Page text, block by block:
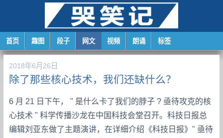
首页 趣图 段子 网文 视频 朗诵 标签
2018年6月26日
除了那些核心技术，我们还缺什么？
6 月 21 日下午， " 是什么卡了我们的脖子 ? 亟待攻克的核
心技术 " 科学传播沙龙在中国科技会堂召开。科技日报总
编辑刘亚东做了主题演讲，在详细介绍《科技日报》" 亟待